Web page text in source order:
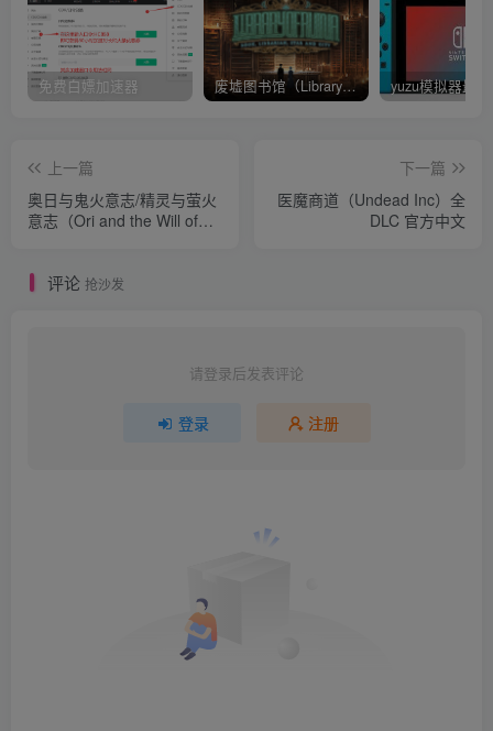
免费白嫖加速器 废墟图书馆（Library Of Ruina）v1.1.0.6a13 官中 附yuzu模拟器 本体+1.0.3升补
上一篇
奥日与鬼火意志/精灵与萤火
意志（Ori and the Will of
补整合
下一篇
医魔商道（Undead Inc）全
DLC 官方中文
评论 抢沙发
请登录后发表评论
登录 注册